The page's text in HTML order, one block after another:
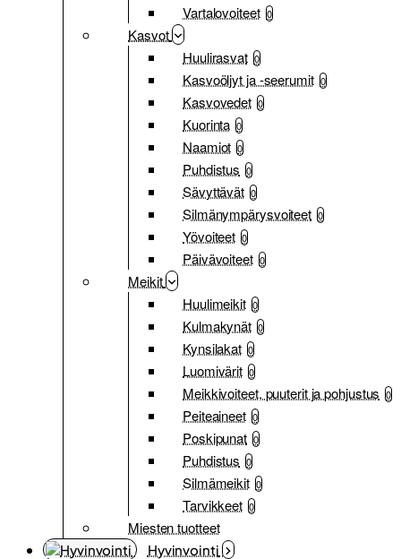
Vartalovoiteet 0
Kasvot
Huulirasvat 0
Kasvoöljyt ja -seerumit 0
Kasvovedet 0
Kuorinta 0
Naamiot 0
Puhdistus 0
Sävyttävät 0
Silmänympärysvoiteet 0
Yövoiteet 0
Päivävoiteet 0
Meikit
Huulimeikit 0
Kulmakynät 0
Kynsilakat 0
Luomivärit 0
Meikkivoiteet, puuterit ja pohjustus 0
Peiteaineet 0
Poskipunat 0
Puhdistus 0
Silmämeikit 0
Tarvikkeet 0
Miesten tuotteet
Hyvinvointi